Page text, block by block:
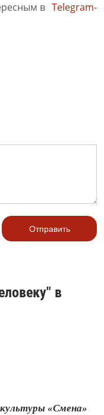
в Telegram-
Отправить
в
«Смена»